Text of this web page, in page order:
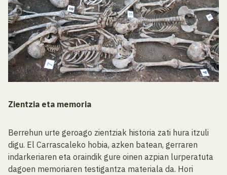
Zientzia eta memoria
Berrehun urte geroago zientziak historia zati hura itzuli
digu. El Carrascaleko hobia, azken batean, gerraren
indarkeriaren eta oraindik gure oinen azpian lurperatuta
dagoen memoriaren testigantza materiala da. Hori